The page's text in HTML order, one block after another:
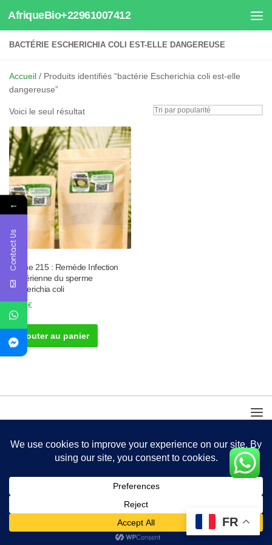
Au dessous du contenu
AfriqueBio+22961007412
BACTÉRIE ESCHERICHIA COLI EST-ELLE DANGEREUSE
Accueil / Produits identifiés “bactérie Escherichia coli est-elle
dangereuse”
Voici le seul résultat
Tisane 215 : Remède Infection
Bactérienne du sperme
Escherichia coli
30.00€
Ajouter au panier
FR
←
Contact Us